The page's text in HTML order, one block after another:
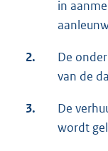
in
2.
De
van de
3.
De
wordt